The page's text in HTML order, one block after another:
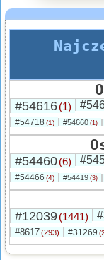
#54616(1)
#54718 (1) #54660 (1)
#54460(6)
#54466 (4) #54419 (3)
#12039(1441)
#8617(293) #31269